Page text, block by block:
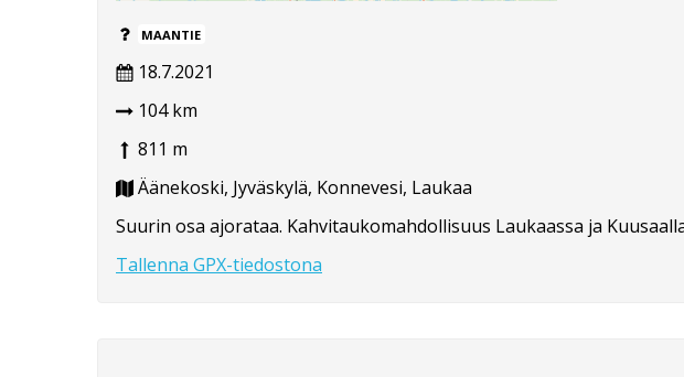
MAANTIE
18.7.2021
104 km
811 m
Äänekoski, Jyväskylä, Konnevesi, Laukaa
Suurin osa ajorataa. Kahvitaukomahdollisuus Laukaassa ja
Tallenna GPX-tiedostona